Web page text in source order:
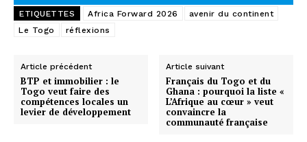
ETIQUETTES Africa Forward 2026
avenir du continent
Le Togo
réflexions
Article précédent
BTP et immobilier : le
Togo veut faire des
compétences locales un
levier de développement
Article suivant
Français du Togo et du
Ghana : pourquoi la liste «
L’Afrique au cœur » veut
convaincre la
communauté française